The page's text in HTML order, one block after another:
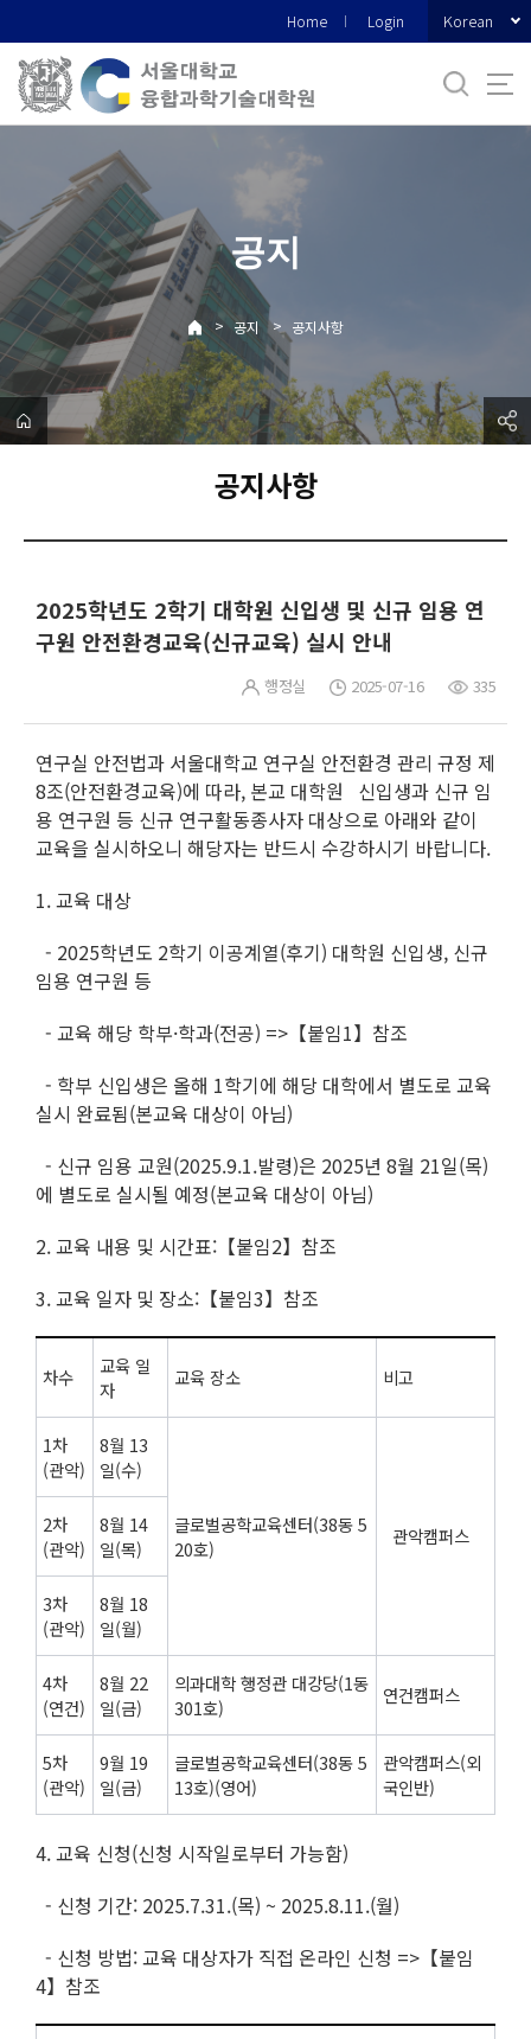
로
메
Home Login Korean
공지
> 공지 > 공지사항
공지사항
2025학년도 2학기 대학원 신입생 및 신규 임용 연
구원 안전환경교육(신규교육) 실시 안내
행정실 2025-07-16 335
연구실 안전법과 서울대학교 연구실 안전환경 관리 규정 제
8조(안전환경교육)에 따라, 본교 대학원 신입생과 신규 임
용 연구원 등 신규 연구활동종사자 대상으로 아래와 같이
교육을 실시하오니 해당자는 반드시 수강하시기 바랍니다.
1. 교육 대상
- 2025학년도 2학기 이공계열(후기) 대학원 신입생, 신규
임용 연구원 등
- 교육 해당 학부·학과(전공) =>【붙임1】참조
- 학부 신입생은 올해 1학기에 해당 대학에서 별도로 교육
실시 완료됨(본교육 대상이 아님)
- 신규 임용 교원(2025.9.1.발령)은 2025년 8월 21일(목)
에 별도로 실시될 예정(본교육 대상이 아님)
2. 교육 내용 및 시간표:【붙임2】참조
3. 교육 일자 및 장소:【붙임3】참조
차수
교육 일
자
교육 장소 비고
1차
(관악)
8월 13
일(수)
글로벌공학교육센터(38동 5
20호)
관악캠퍼스
2차
(관악)
8월 14
일(목)
3차
(관악)
8월 18
일(월)
4차
(연건)
8월 22
일(금)
의과대학 행정관 대강당(1동
301호)
연건캠퍼스
5차
(관악)
9월 19
일(금)
글로벌공학교육센터(38동 5
13호)(영어)
관악캠퍼스(외
국인반)
4. 교육 신청(신청 시작일로부터 가능함)
- 신청 기간: 2025.7.31.(목) ~ 2025.8.11.(월)
- 신청 방법: 교육 대상자가 직접 온라인 신청 =>【붙임
4】참조